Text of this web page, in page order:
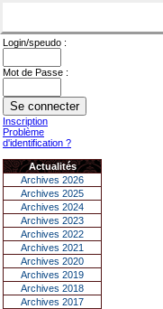
Login/speudo :
Mot de Passe :
Inscription
Problème
d'identification ?
Actualités
Archives 2026
Archives 2025
Archives 2024
Archives 2023
Archives 2022
Archives 2021
Archives 2020
Archives 2019
Archives 2018
Archives 2017